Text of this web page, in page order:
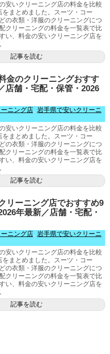
安いクリーニング店の料金を比較
をまとめました。スーツ・コー
の衣類・洋服のクリーニングにつ
クリーニングの料金を一覧表で比
い、料金の安いクリーニング店を
記事を読む
金のクリーニングおすす
店舗・宅配・保管・2026
ニング店, 岩手県で安いクリーニ
安いクリーニング店の料金を比較
をまとめました。スーツ・コー
の衣類・洋服のクリーニングにつ
クリーニングの料金を一覧表で比
い、料金の安いクリーニング店を
記事を読む
リーニング店でおすすめ9
年最新／店舗・宅配・
ニング店, 岩手県で安いクリーニ
安いクリーニング店の料金を比較
をまとめました。スーツ・コー
の衣類・洋服のクリーニングにつ
クリーニングの料金を一覧表で比
い、料金の安いクリーニング店を
記事を読む